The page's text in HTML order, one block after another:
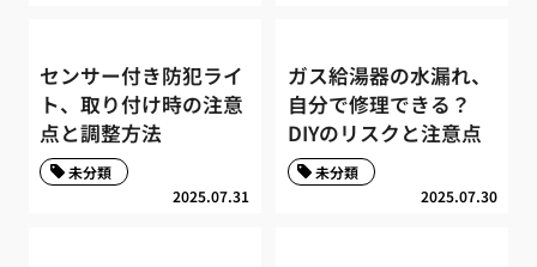
センサー付き防犯ライ
ト、取り付け時の注意
点と調整方法
2025.07.31
未分類
ガス給湯器の水漏れ、
自分で修理できる？
DIYのリスクと注意点
2025.07.30
未分類